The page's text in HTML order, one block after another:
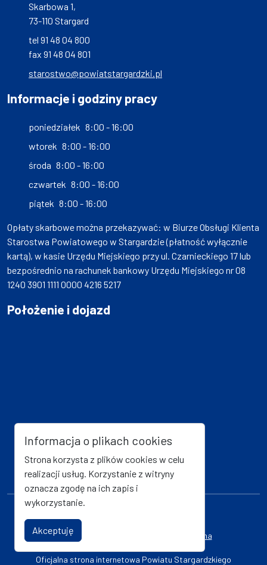
Skarbowa 1,
73-110 Stargard
tel 91 48 04 800
fax 91 48 04 801
starostwo@powiatstargardzki.pl
Informacje i godziny pracy
poniedziałek 8:00 - 16:00
wtorek 8:00 - 16:00
środa 8:00 - 16:00
czwartek 8:00 - 16:00
piątek 8:00 - 16:00
Opłaty skarbowe można przekazywać: w Biurze Obsługi Klienta
Starostwa Powiatowego w Stargardzie (płatność wyłącznie
kartą), w kasie Urzędu Miejskiego przy ul. Czarnieckiego 17 lub
bezpośrednio na rachunek bankowy Urzędu Miejskiego nr 08
1240 3901 1111 0000 4216 5217
Położenie i dojazd
Oficjalna strona internetowa Powiatu Stargardzkiego
Deklaracja dostępności Strona archiwalna
Informacja o plikach cookies
Strona korzysta z plików cookies w celu
realizacji usług. Korzystanie z witryny
oznacza zgodę na ich zapis i
wykorzystanie.
Akceptuję